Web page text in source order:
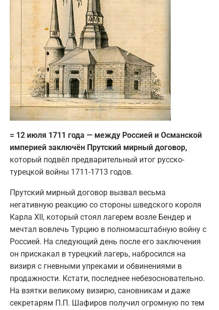
= 12 июля 1711 года — между Россией и Османской
империей заключён Прутский мирный договор,
который подвёл предварительный итог русско-
турецкой войны 1711-1713 годов.
Прутский мирный договор вызвал весьма
негативную реакцию со стороны шведского короля
Карла XII, который стоял лагерем возле Бендер и
мечтал вовлечь Турцию в полномасштабную войну с
Россией. На следующий день после его заключения
он прискакал в турецкий лагерь, набросился на
визиря с гневными упреками и обвинениями в
продажности. Кстати, последнее небезосновательно.
На взятки великому визирю, сановникам и даже
секретарям П.П. Шафиров получил огромную по тем